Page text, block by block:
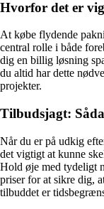
Hvorfor det er
At købe flydende
central rolle i både
dig en billig løsning
du altid har dette
projekter.
Tilbudsjagt:
Når du er på udkig
det vigtigt at kunne
Hold øje med tydeligt
priser for at sikre dig,
tilbuddet er